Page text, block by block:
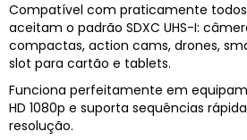
Compatível com praticamente todos
aceitam o padrão SDXC UHS-I:
compactas, action cams, drones,
slot para cartão e tablets.
Funciona perfeitamente em
HD 1080p e suporta sequências
resolução.